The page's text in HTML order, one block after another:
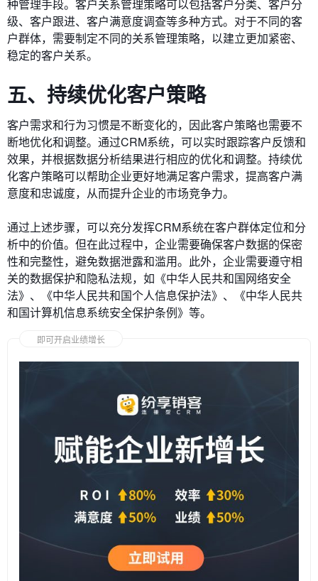
种管理手段。客户关系管理策略可以包括客户分类、客户分
级、客户跟进、客户满意度调查等多种方式。对于不同的客
户群体，需要制定不同的关系管理策略，以建立更加紧密、
稳定的客户关系。
五、持续优化客户策略
客户需求和行为习惯是不断变化的，因此客户策略也需要不
断地优化和调整。通过CRM系统，可以实时跟踪客户反馈和
效果，并根据数据分析结果进行相应的优化和调整。持续优
化客户策略可以帮助企业更好地满足客户需求，提高客户满
意度和忠诚度，从而提升企业的市场竞争力。
通过上述步骤，可以充分发挥CRM系统在客户群体定位和分
析中的价值。但在此过程中，企业需要确保客户数据的保密
性和完整性，避免数据泄露和滥用。此外，企业需要遵守相
关的数据保护和隐私法规，如《中华人民共和国网络安全
法》、《中华人民共和国个人信息保护法》、《中华人民共
和国计算机信息系统安全保护条例》等。
即可开启业绩增长